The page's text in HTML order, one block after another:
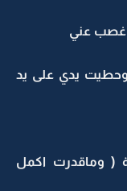
غصب عني
يدي على يد
( وماقدرت اكمل